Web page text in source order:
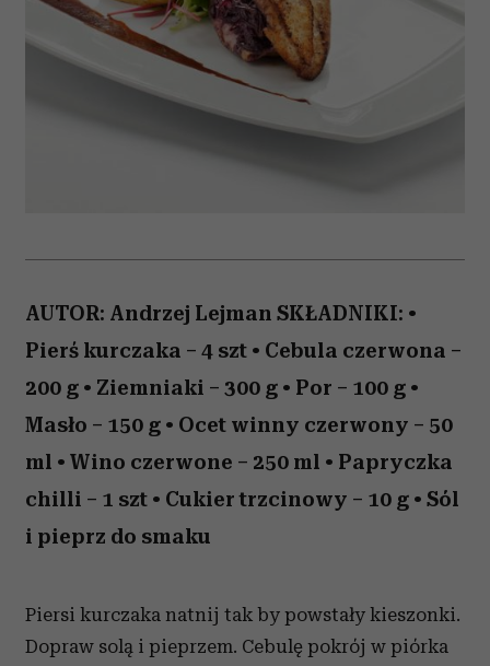
AUTOR: Andrzej Lejman SKŁADNIKI: •
Pierś kurczaka – 4 szt • Cebula czerwona –
200 g • Ziemniaki – 300 g • Por – 100 g •
Masło – 150 g • Ocet winny czerwony – 50
ml • Wino czerwone – 250 ml • Papryczka
chilli – 1 szt • Cukier trzcinowy – 10 g • Sól
i pieprz do smaku
Piersi kurczaka natnij tak by powstały kieszonki.
Dopraw solą i pieprzem. Cebulę pokrój w piórka